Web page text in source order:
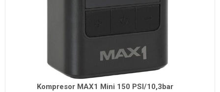
Kompresor MAX1 Mini 150 PSI/10,3bar